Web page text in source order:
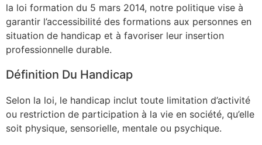
la loi formation du 5 mars 2014, notre politique vise à
garantir l’accessibilité des formations aux personnes en
situation de handicap et à favoriser leur insertion
professionnelle durable.
Définition Du Handicap
Selon la loi, le handicap inclut toute limitation d’activité
ou restriction de participation à la vie en société, qu’elle
soit physique, sensorielle, mentale ou psychique.